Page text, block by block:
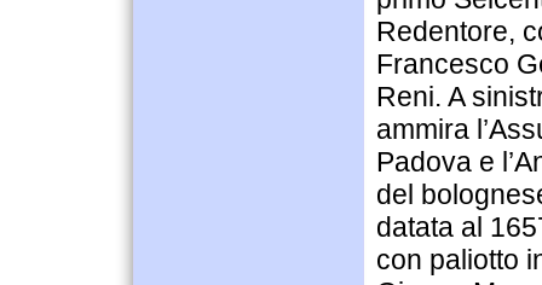
Redentore,
Francesco
Reni. A
ammira
Padova e
del
datata al
con paliotto